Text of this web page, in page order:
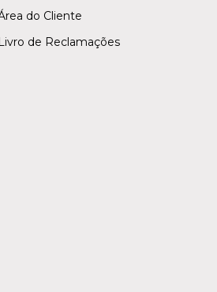
do Cliente
Livro de Reclamações